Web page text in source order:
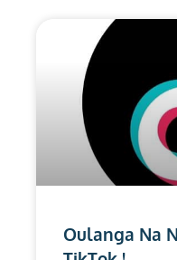
Oulanga Na